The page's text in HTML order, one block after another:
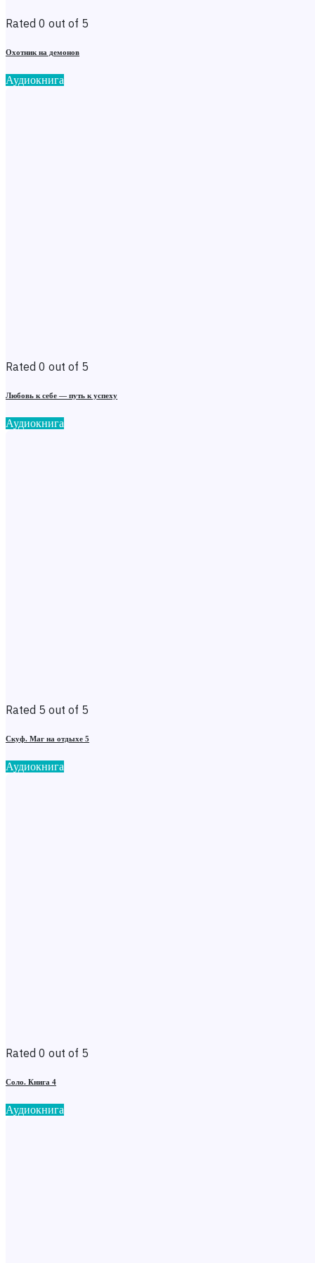
Rated 0 out of 5
Охотник на демонов
Аудиокнига
Rated 0 out of 5
Любовь к себе — путь к успеху
Аудиокнига
Rated 5 out of 5
Скуф. Маг на отдыхе 5
Аудиокнига
Rated 0 out of 5
Соло. Книга 4
Аудиокнига